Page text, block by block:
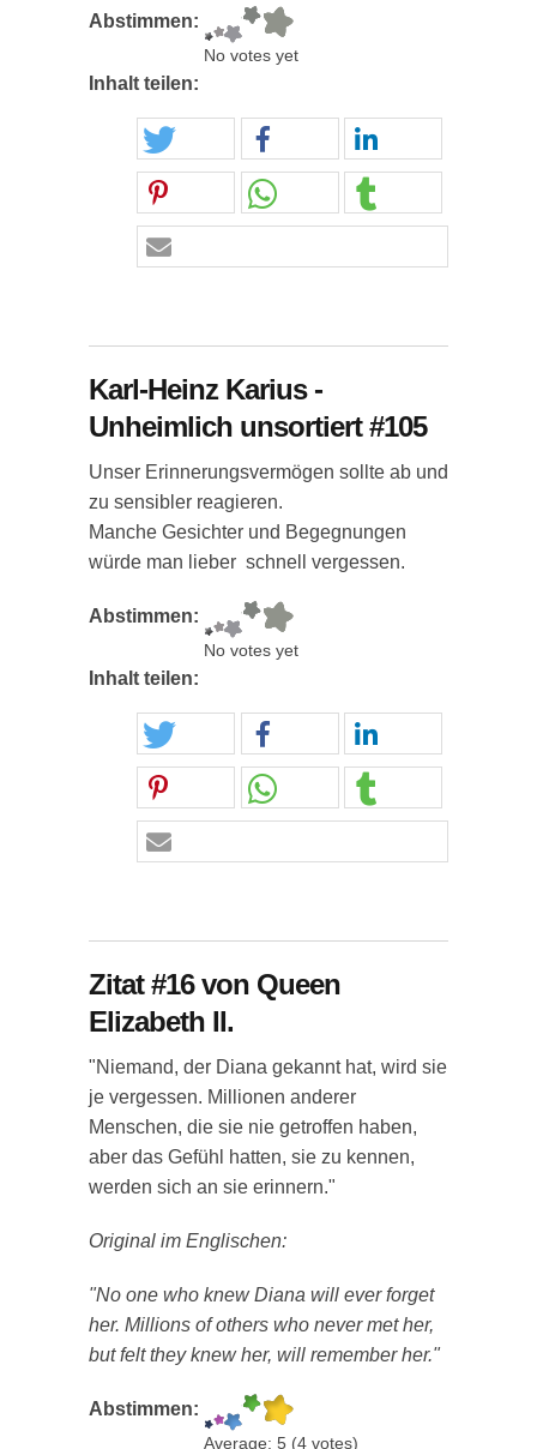
Abstimmen:
No votes yet
Inhalt teilen:
Karl-Heinz Karius -
Unheimlich unsortiert #105
Unser Erinnerungsvermögen sollte ab und
zu sensibler reagieren.
Manche Gesichter und Begegnungen
würde man lieber schnell vergessen.
Abstimmen:
No votes yet
Inhalt teilen:
Zitat #16 von Queen
Elizabeth II.
"Niemand, der Diana gekannt hat, wird sie
je vergessen. Millionen anderer
Menschen, die sie nie getroffen haben,
aber das Gefühl hatten, sie zu kennen,
werden sich an sie erinnern."
Original im Englischen:
"No one who knew Diana will ever forget
her. Millions of others who never met her,
but felt they knew her, will remember her."
Abstimmen:
Average: 5 (4 votes)